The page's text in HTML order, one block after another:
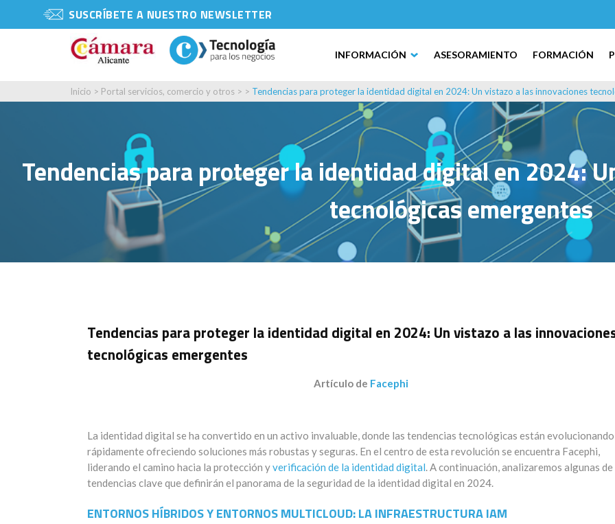
SUSCRÍBETE A NUESTRO NEWSLETTER
INFORMACIÓN ASESORAMIENTO FORMACIÓN
Inicio > Portal servicios, comercio y otros > > Tendencias para proteger la identidad digital en 2024: Un vistazo a las innovaciones
Tendencias para proteger la identidad digital en 2024:
tecnológicas emergentes
Tendencias para proteger la identidad digital en 2024: Un vistazo a las
tecnológicas emergentes
Artículo de Facephi
La identidad digital se ha convertido en un activo invaluable,donde las tendencias tecnológicas están evolucionando
rápidamente ofreciendo soluciones más robustas y seguras. En el centro de esta revolución se encuentra Facephi,
liderando el camino hacia la protección yverificación de la identidad digital. Acontinuación,analizaremos algunas de
tendencias clave que definirán el panorama de la seguridad de la identidad digital en 2024.
ENTORNOSHÍBRIDOSYENTORNOSMULTICLOUD: LAINFRAESTRUCTURA IAM